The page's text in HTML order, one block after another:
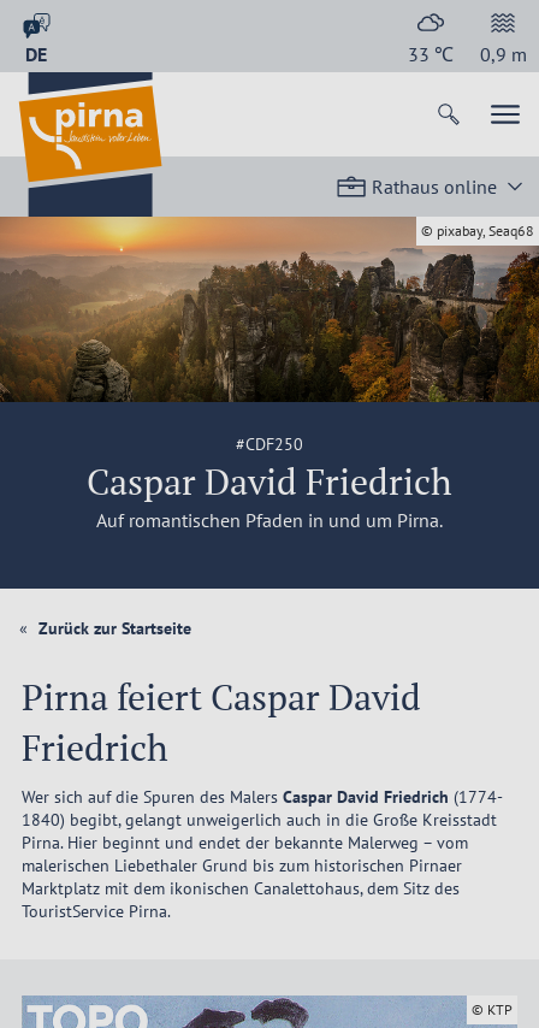
DE 33 ℃ 0,9 m
Rathaus online
#CDF250
Caspar David Friedrich
Auf romantischen Pfaden in und um Pirna.
© pixabay, Seaq68
Zurück zur Startseite
Pirna feiert Caspar David
Friedrich
Wer sich auf die Spuren des Malers Caspar David Friedrich (1774-
1840) begibt, gelangt unweigerlich auch in die Große Kreisstadt
Pirna. Hier beginnt und endet der bekannte Malerweg – vom
malerischen Liebethaler Grund bis zum historischen Pirnaer
Marktplatz mit dem ikonischen Canalettohaus, dem Sitz des
TouristService Pirna.
© KTP